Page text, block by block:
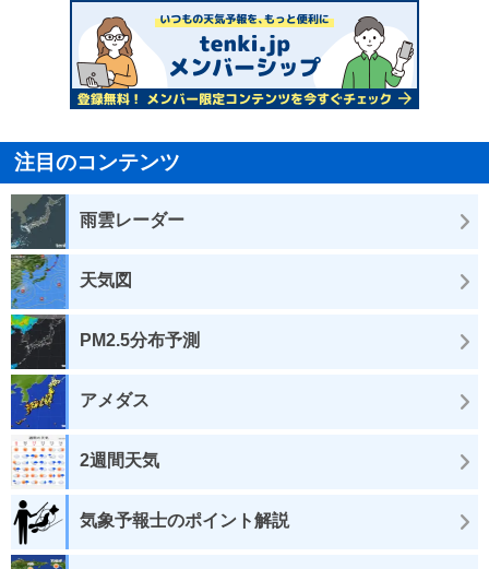
注目のコンテンツ
雨雲レーダー
天気図
PM2.5分布予測
アメダス
2週間天気
気象予報士のポイント解説